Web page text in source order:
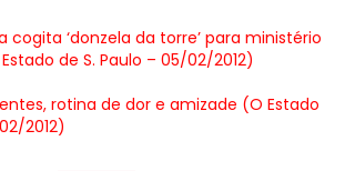
cogita ‘donzela da torre’ para ministério
de S. Paulo – 05/02/2012)
rotina de dor e amizade (O Estado
2012)